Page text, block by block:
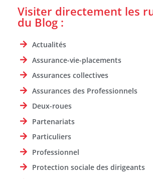
Visiter directement les
du Blog :
Actualités
Assurance-vie-placements
Assurances collectives
Assurances des Professionnels
Deux-roues
Partenariats
Particuliers
Professionnel
Protection sociale des dirigeants